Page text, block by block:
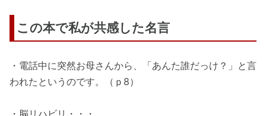
この本で私が共感した名言
・電話中に突然お母さんから、「あんた誰だっけ？」と言
われたというのです。（ｐ8）